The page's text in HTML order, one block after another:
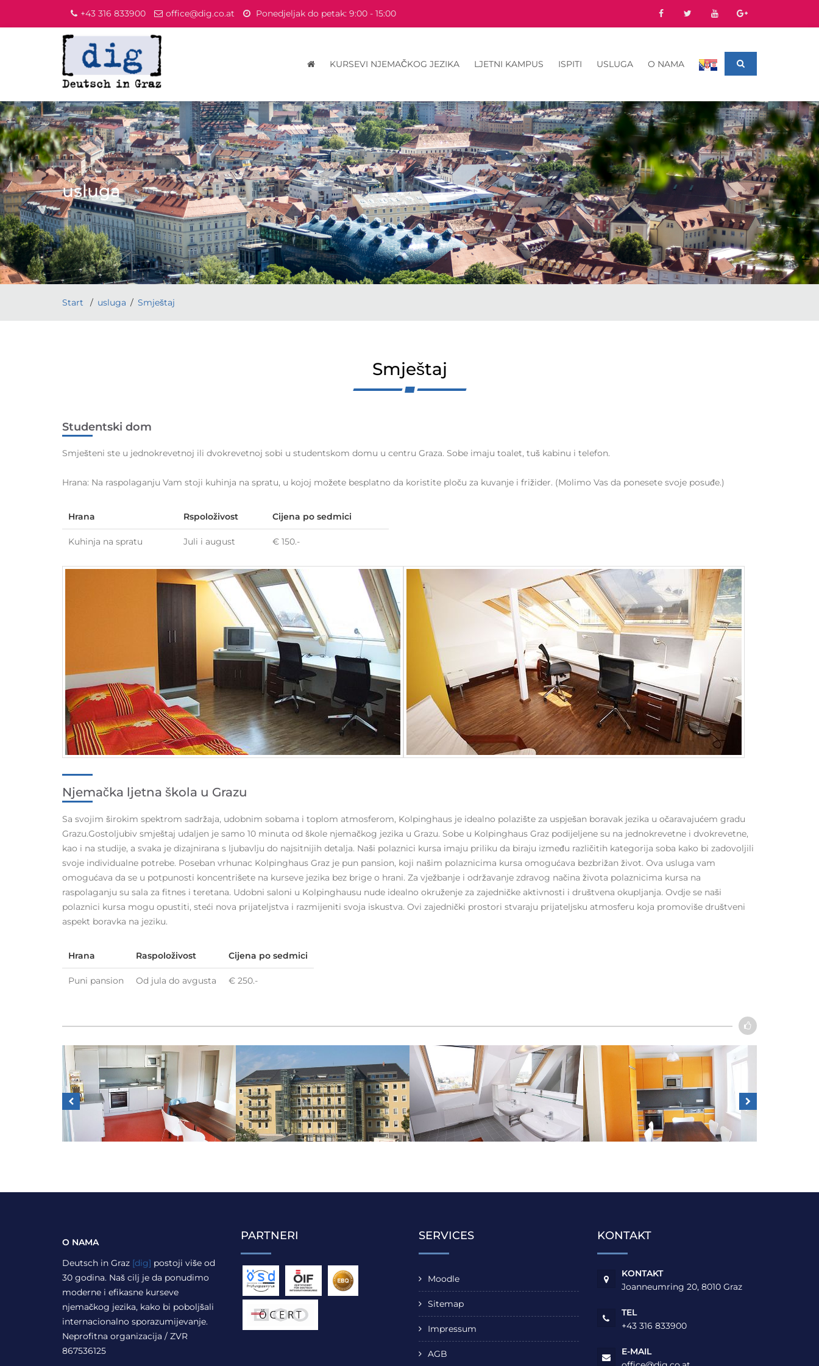
+43 316 833900 office@dig.co.at Ponedjeljak do petak: 9:00 - 15:00
KURSEVI NJEMAČKOG JEZIKA LJETNI KAMPUS ISPITI USLUGA O NAMA
usluga
Start usluga Smještaj
Smještaj
Studentski dom
Smješteni ste u jednokrevetnoj ili dvokrevetnoj sobi u studentskom domu u centru Graza. Sobe imaju toalet, tuš kabinu i telefon.
Hrana: Na raspolaganju Vam stoji kuhinja na spratu, u kojoj možete besplatno da koristite ploču za kuvanje i frižider. (Molimo Vas da ponesete svoje posuđe.)
Hrana Rspoloživost Cijena po sedmici
Kuhinja na spratu Juli i august € 150.-
Njemačka ljetna škola u Grazu
Sa svojim širokim spektrom sadržaja, udobnim sobama i toplom atmosferom, Kolpinghaus je idealno polazište za uspješan boravak jezika u očaravajućem gradu
Grazu.Gostoljubiv smještaj udaljen je samo 10 minuta od škole njemačkog jezika u Grazu. Sobe u Kolpinghaus Graz podijeljene su na jednokrevetne i dvokrevetne,
kao i na studije, a svaka je dizajnirana s ljubavlju do najsitnijih detalja. Naši polaznici kursa imaju priliku da biraju između različitih kategorija soba kako bi zadovoljili
svoje individualne potrebe. Poseban vrhunac Kolpinghaus Graz je pun pansion, koji našim polaznicima kursa omogućava bezbrižan život. Ova usluga vam
omogućava da se u potpunosti koncentrišete na kurseve jezika bez brige o hrani. Za vježbanje i održavanje zdravog načina života polaznicima kursa na
raspolaganju su sala za fitnes i teretana. Udobni saloni u Kolpinghausu nude idealno okruženje za zajedničke aktivnosti i društvena okupljanja. Ovdje se naši
polaznici kursa mogu opustiti, steći nova prijateljstva i razmijeniti svoja iskustva. Ovi zajednički prostori stvaraju prijateljsku atmosferu koja promoviše društveni
aspekt boravka na jeziku.
Hrana Raspoloživost Cijena po sedmici
Puni pansion Od jula do avgusta € 250.-
O NAMA
Deutsch in Graz [dig] postoji više od
30 godina. Naš cilj je da ponudimo
moderne i efikasne kurseve
njemačkog jezika, kako bi poboljšali
internacionalno sporazumijevanje.
Neprofitna organizacija / ZVR
867536125
PARTNERI SERVICES
Moodle
Sitemap
Impressum
AGB
KONTAKT
KONTAKT
Joanneumring 20, 8010 Graz
TEL
+43 316 833900
E-MAIL